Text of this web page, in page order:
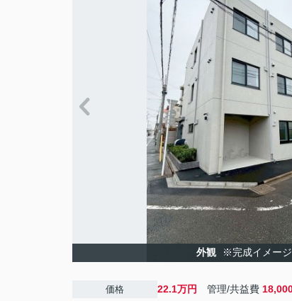
外観 ※完成イメー
価格 22.1万円 管理/共益費